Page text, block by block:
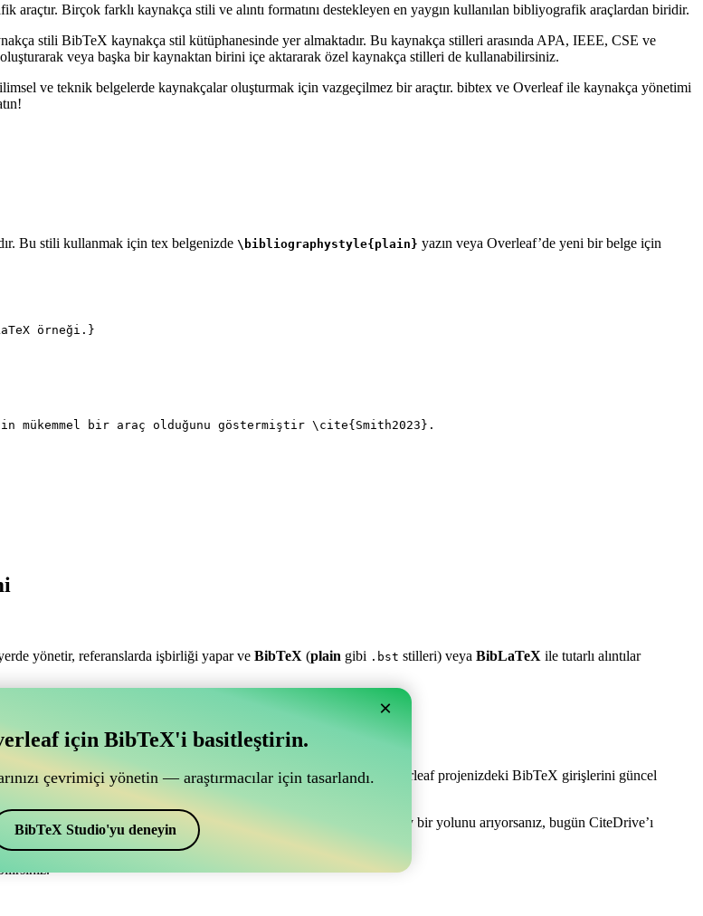
Birçok farklı kaynakça stili ve alıntı formatını destekleyen en yaygın kullanılan bibliyografik araçlardan biridir.
stili BibTeX kaynakça stil kütüphanesinde yer almaktadır. Bu kaynakça stilleri arasında APA, IEEE, CSE ve
veya başka bir kaynaktan birini içe aktararak özel kaynakça stilleri de kullanabilirsiniz.
ve teknik belgelerde kaynakçalar oluşturmak için vazgeçilmez bir araçtır. bibtex ve Overleaf ile kaynakça yönetimi
Bu stili kullanmak için tex belgenizde \bibliographystyle{plain} yazın veya Overleaf’de yeni bir belge için
örneği.}
mükemmel bir araç olduğunu göstermiştir \cite{ Smith2023 }.
yönetir, referanslarda işbirliği yapar ve BibTeX (plain gibi .bst stilleri) veya BibLaTeX ile tutarlı alıntılar
işbirliği aracı mı arıyorsunuz?
işbirliği aracı mı arıyorsunuz?”
bir çevrimiçi araç arıyorsanız, CiteDrive tam size göre olabilir! Sizi Overleaf projenizdeki BibTeX girişlerini güncel
için de kullanabilirsiniz. Overleaf’de kaynakçanızı yönetmenin kolay bir yolunu arıyorsanız, bugün CiteDrive’ı
×
için BibTeX'i basitleştirin.
çevrimiçi yönetin — araştırmacılar için tasarlandı.
BibTeX Studio'yu deneyin